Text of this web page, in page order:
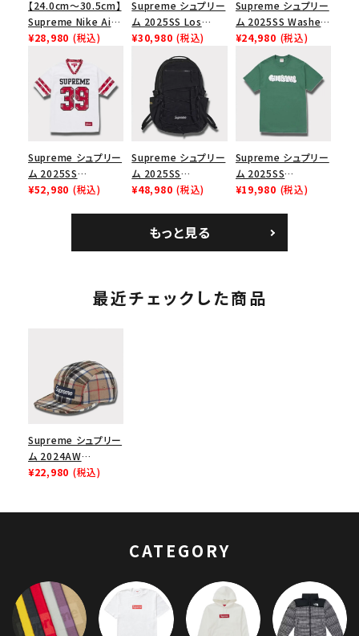
【24.0cm～30.5cm】
Supreme Nike Air
Force 1 Low シュプ
ース１スニーカー シ
ューズ ホワイト
¥28,980 (税込)
Supreme シュプリー
ム 2025SS Los
Angeles Fire Relief
Box Logo Tee ファ
イヤーリリーフボック
スロゴTシャツ ホワ
イト 白
¥30,980 (税込)
Supreme シュプリー
ム 2025SS Washed
Chino Twill Camp
Cap ウォッシュチノツ
イルキャンプキャップ
ブラック 黒
¥24,980 (税込)
Supreme シュプリー
ム 2025SS
Bandana Football
¥52,980 (税込)
Supreme シュプリー
ム 2025SS
Backpack バックパッ
¥48,980 (税込)
Supreme シュプリー
ム 2025SS
Homerun Tee ホー
¥19,980 (税込)
もっと見る
最近チェックした商品
Supreme シュプリー
ム 2024AW
Lochcarron Camp
¥22,980 (税込)
CATEGORY